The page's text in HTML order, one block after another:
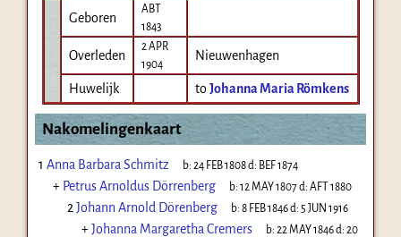
Geboren
ABT
1843
Overleden
2 APR
1904
Nieuwenhagen
Huwelijk toJohanna Maria Römkens
Nakomelingenkaart
1 Anna Barbara Schmitz b:24 FEB 1808d: BEF 1874
+ Petrus Arnoldus Dörrenberg b:12 MAY 1807d:AFT 1880
2 Johann Arnold Dörenberg b:8 FEB 1846d: 5 JUN 1916
+Johanna Margaretha Cremers b:22 MAY 1846d:20